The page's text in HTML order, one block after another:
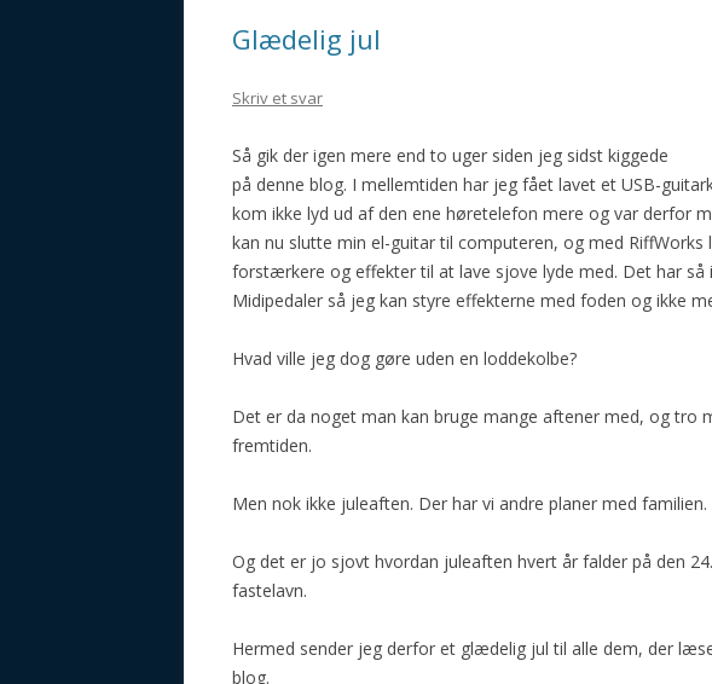
Glædelig jul
Skriv et svar
Så gik der igen mere end to uger siden jeg sidst kiggede
på denne blog. I mellemtiden har jeg fået lavet et USB-
kom ikke lyd ud af den ene høretelefon mere og var derfor
kan nu slutte min el-guitar til computeren, og med RiffWorks
forstærkere og effekter til at lave sjove lyde med. Det har
Midipedaler så jeg kan styre effekterne med foden og ikke
Hvad ville jeg dog gøre uden en loddekolbe?
Det er da noget man kan bruge mange aftener med, og tro
fremtiden.
Men nok ikke juleaften. Der har vi andre planer med familien.
Og det er jo sjovt hvordan juleaften hvert år falder på den
fastelavn.
Hermed sender jeg derfor et glædelig jul til alle dem, der
blog.